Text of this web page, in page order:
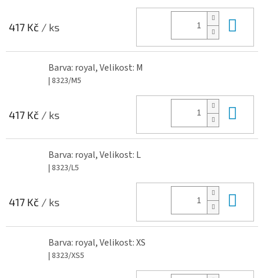
417 Kč / ks
Barva: royal, Velikost: M
| 8323/M5
417 Kč / ks
Barva: royal, Velikost: L
| 8323/L5
417 Kč / ks
Barva: royal, Velikost: XS
| 8323/XS5